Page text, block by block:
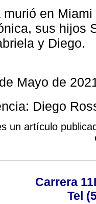
murió en
sus hijos
y Diego.
Mayo de
Diego
un artículo
Carrera
Tel